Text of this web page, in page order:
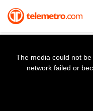
The media could not
network failed or